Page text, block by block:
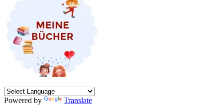
Powered by
Translate